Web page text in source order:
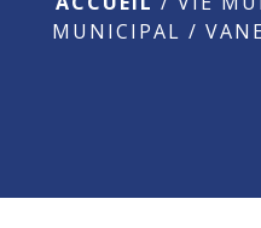
MUNICIPAL /